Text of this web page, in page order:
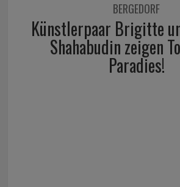
BERGEDORF
Künstlerpaar Brigitte
Shahabudin zeigen
Paradies!